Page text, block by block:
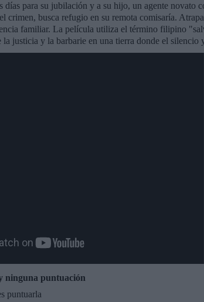
días para su jubilación y a su hijo, un agente
crimen, busca refugio en su remota comisaría.
familiar. La película utiliza el término filipino
la justicia y la barbarie en una tierra donde el silencio
ninguna puntuación
puntuarla